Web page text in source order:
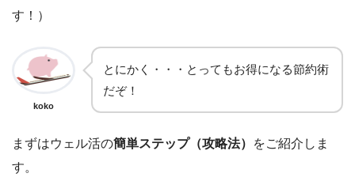
す！）
koko
とにかく・・・とってもお得になる節約術
だぞ！
まずはウェル活の簡単ステップ（攻略法）
をご紹介しま
す。